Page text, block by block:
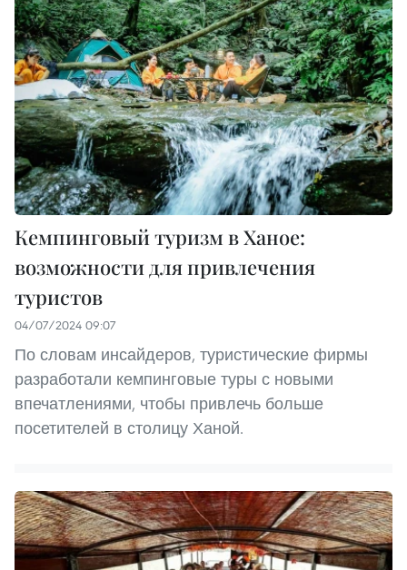
Кемпинговый туризм в Ханое:
возможности для привлечения
туристов
04/07/2024 09:07
По словам инсайдеров, туристические фирмы
разработали кемпинговые туры с новыми
впечатлениями, чтобы привлечь больше
посетителей в столицу Ханой.